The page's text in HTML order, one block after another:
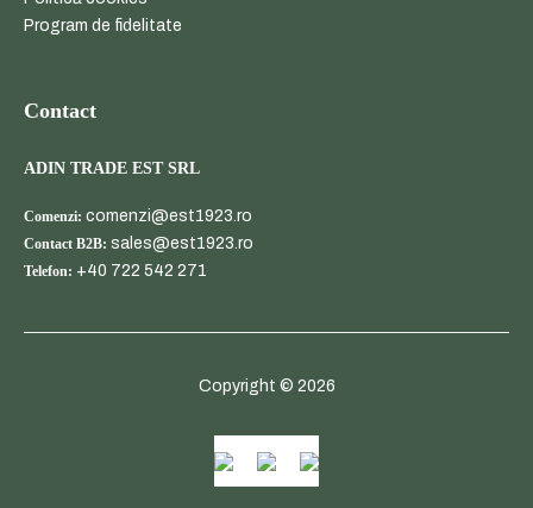
Program de fidelitate
Contact
ADIN TRADE EST SRL
Comenzi: comenzi@est1923.ro
Contact B2B: sales@est1923.ro
Telefon: +40 722 542 271
Copyright © 2026